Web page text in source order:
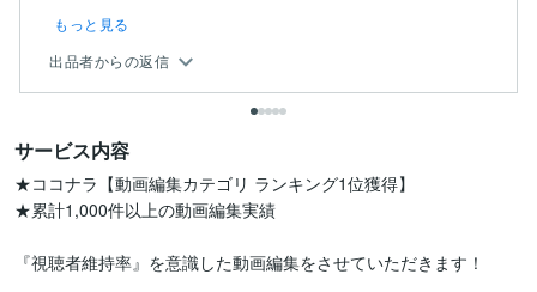
もっと見る
出品者からの返信
サービス内容
★ココナラ【動画編集カテゴリ ランキング1位獲得】
★累計1,000件以上の動画編集実績
『視聴者維持率』を意識した動画編集をさせていただきます！